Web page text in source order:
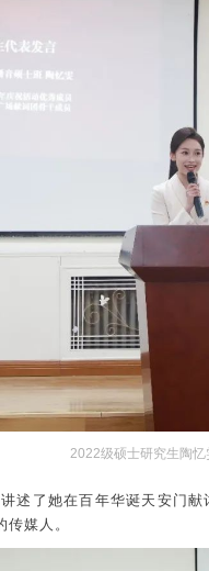
2022级硕士研究生陶忆
述了她在百年华诞天安门
媒人。